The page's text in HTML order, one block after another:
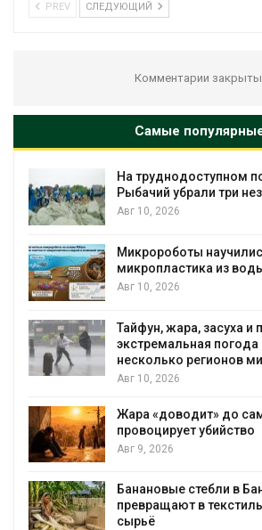
PREV СЛЕДУЮЩИЙ
Комментарии
Самые
На труднодоступном
Рыбачий убрали три
Авг 10, 2026
Микророботы
микропластика из
Авг 10, 2026
Тайфун, жара, засуха и
экстремальная погода
несколько регионов
Авг 10, 2026
Жара «доводит» до
провоцирует убийство
Авг 9, 2026
Банановые стебли в
превращают в
сырьё